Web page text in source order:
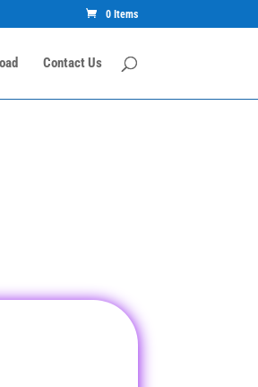
0 Items
Contact Us